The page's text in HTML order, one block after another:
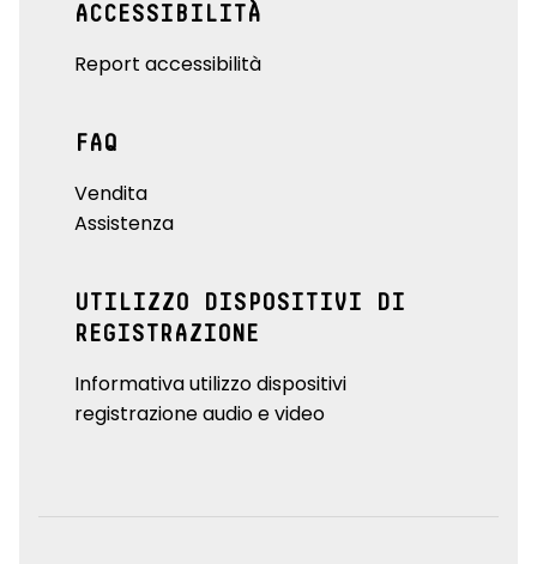
ACCESSIBILITÀ
Report accessibilità
FAQ
Vendita
Assistenza
UTILIZZO DISPOSITIVI DI
REGISTRAZIONE
Informativa utilizzo dispositivi
registrazione audio e video